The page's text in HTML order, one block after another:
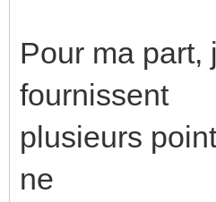
Pour ma part,
fournissent
plusieurs
ne